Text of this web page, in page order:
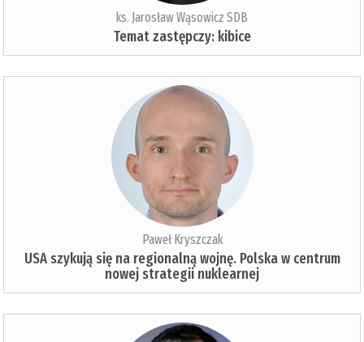
ks. Jarosław Wąsowicz SDB
Temat zastępczy: kibice
Paweł Kryszczak
USA szykują się na regionalną wojnę. Polska w centrum
nowej strategii nuklearnej